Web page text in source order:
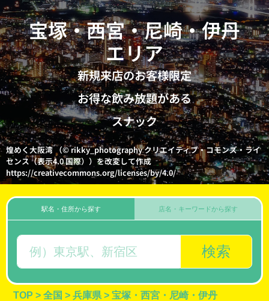
宝塚・西宮・尼崎・伊丹
エリア
新規来店のお客様限定
お得な飲み放題がある
スナック
煌めく大阪湾 （© rikky_photography クリエイティブ・コモンズ・ライ
センス（表示4.0 国際））を改変して作成
https://creativecommons.org/licenses/by/4.0/
駅名・住所から探す
検索
店名・キーワードから探す
TOP > 全国 > 兵庫県 > 宝塚・西宮・尼崎・伊丹